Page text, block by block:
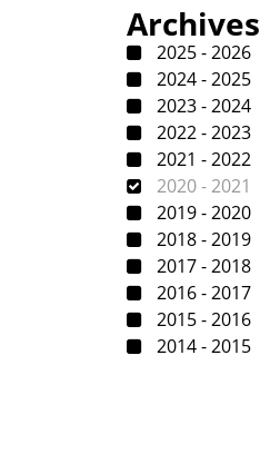
Archives
2025 - 2026
2024 - 2025
2023 - 2024
2022 - 2023
2021 - 2022
2020 - 2021
2019 - 2020
2018 - 2019
2017 - 2018
2016 - 2017
2015 - 2016
2014 - 2015